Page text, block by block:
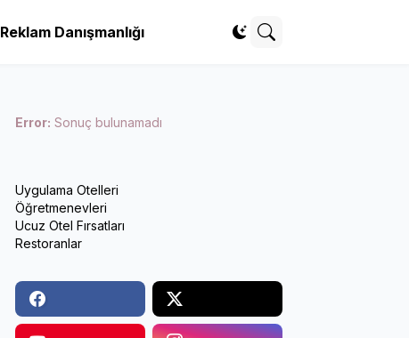
Reklam Danışmanlığı
Error: Sonuç bulunamadı
Uygulama Otelleri
Öğretmenevleri
Ucuz Otel Fırsatları
Restoranlar